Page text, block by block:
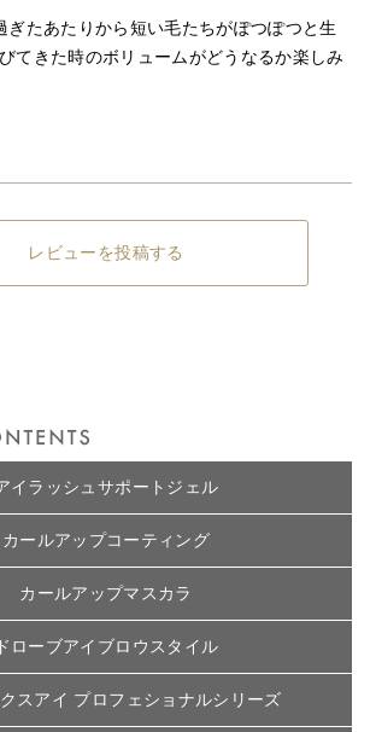
ぎたあたりから短い毛たちがぽつぽつと生
てきた時のボリュームがどうなるか楽しみ
レビューを投稿する
イラッシュサポートジェル
カールアップコーティング
カールアップマスカラ
ドローブアイブロウスタイル
スアイ プロフェショナルシリーズ